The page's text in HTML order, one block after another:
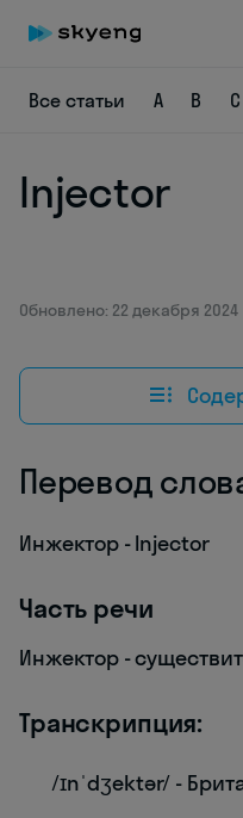
Все статьи A B C
Injector
Обновлено: 22 декабря 2024
Перевод
Инжектор - Injector
Часть речи
Инжектор -
Транскрипция:
/ɪnˈdʒektər/ -